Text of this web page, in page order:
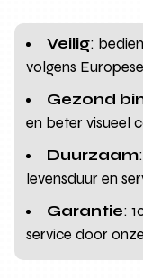
Veilig:
volgens
Gezond
en beter visueel
Duurzaam
levensduur en
Garantie:
service door